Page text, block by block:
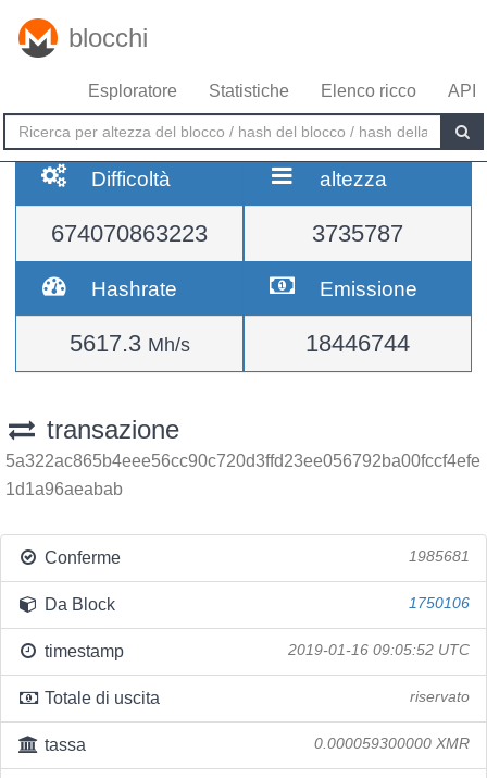
blocchi
Esploratore Statistiche Elenco ricco API
Difficoltà
674070863223
altezza
3735787
Hashrate
5617.3 Mh/s
Emissione
18446744
transazione
5a322ac865b4eee56cc90c720d3ffd23ee056792ba00fccf4efe
1d1a96aeabab
Conferme 1985681
Da Block 1750106
timestamp 2019-01-16 09:05:52 UTC
Totale di uscita riservato
tassa 0.000059300000 XMR